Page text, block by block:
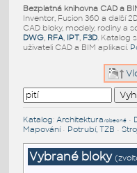
Bezplatná knihovna CAD a
Inventor, Fusion 360 a další
CAD bloky, modely, rodiny a
DWG, RFA, IPT, F3D. Katalog
uživateli CAD a BIM aplikací.
Katalog: Architektura/obecné•
Mapování• Potrubí, TZB •
Vybrané bloky